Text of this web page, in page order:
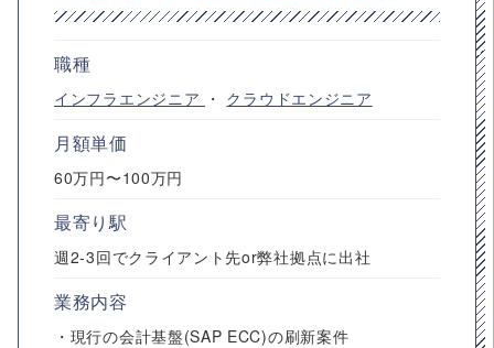
職種
インフラエンジニア ・ クラウドエンジニア
月額単価
60万円〜100万円
最寄り駅
週2-3回でクライアント先or弊社拠点に出社
業務内容
・現行の会計基盤(SAP ECC)の刷新案件